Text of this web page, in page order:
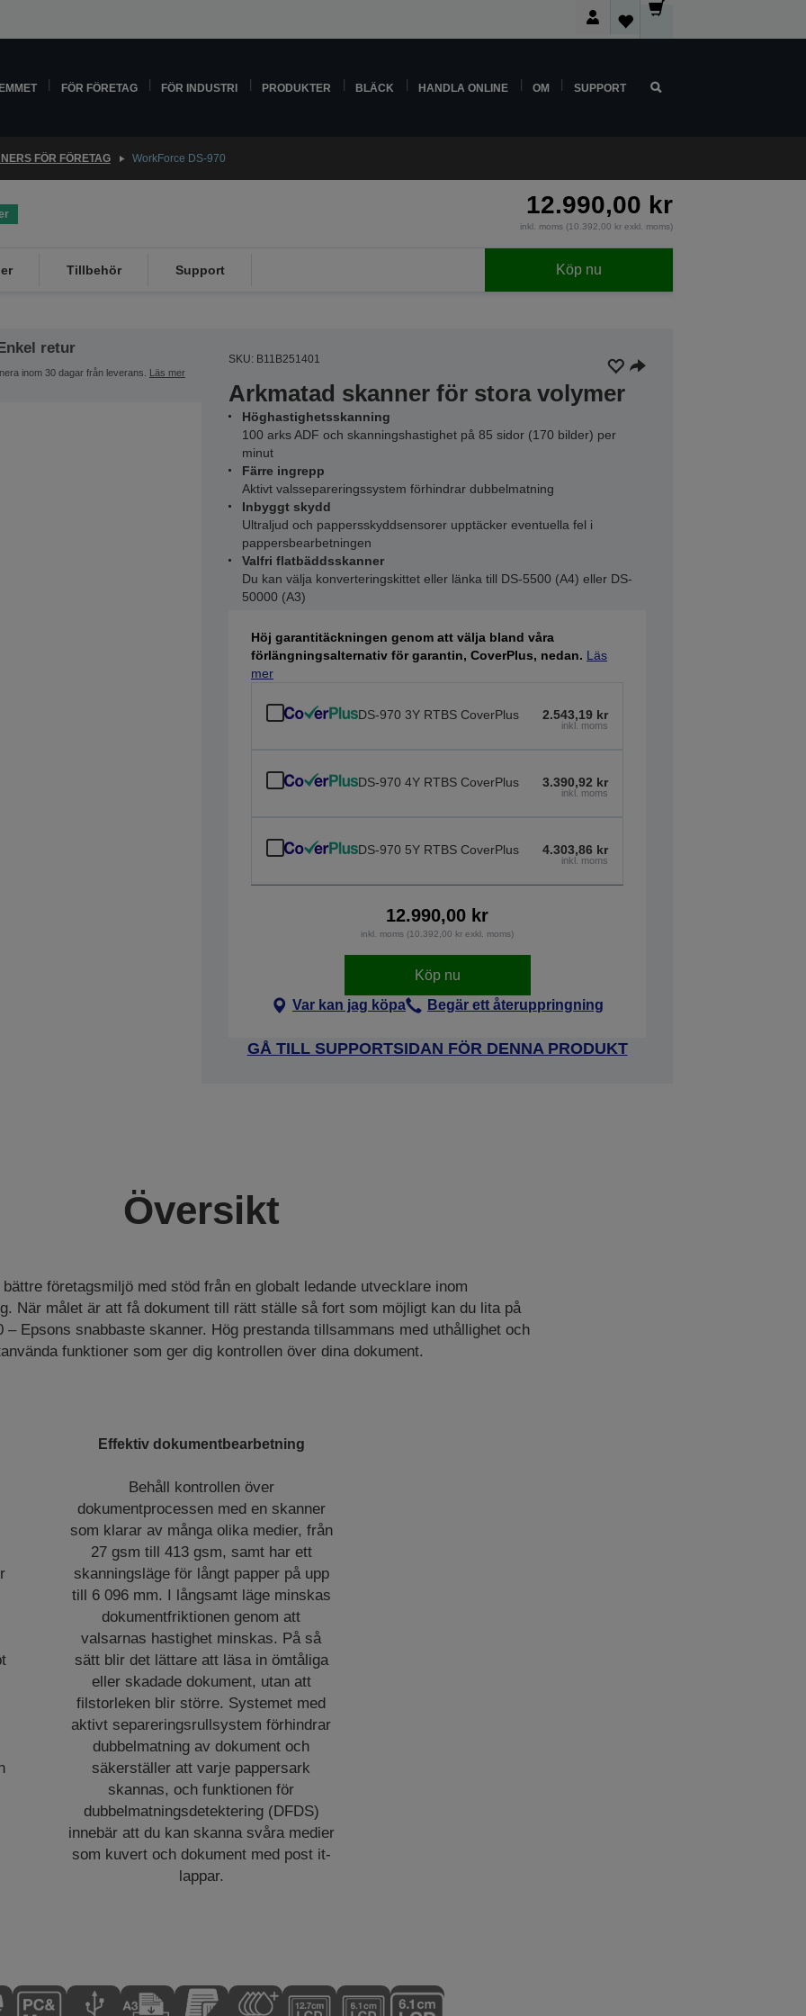
FÖR FÖRETAG FÖR INDUSTRI PRODUKTER BLÄCK HANDLA ONLINE OM SUPPORT
FÖR FÖRETAG WorkForce DS-970
12.990,00 kr
inkl. moms (10.392,00 kr exkl. moms)
Tillbehör Support Köp nu
retur
inom 30 dagar från leverans. Läs mer
SKU: B11B251401
Arkmatad skanner för stora volymer
Höghastighetsskanning
100 arks ADF och skanningshastighet på 85 sidor (170 bilder) per
minut
Färre ingrepp
Aktivt valssepareringssystem förhindrar dubbelmatning
Inbyggt skydd
Ultraljud och pappersskyddsensorer upptäcker eventuella fel i
pappersbearbetningen
Valfri flatbäddsskanner
Du kan välja konverteringskittet eller länka till DS-5500 (A4) eller DS-
50000 (A3)
Höj garantitäckningen genom att välja bland våra
förlängningsalternativ för garantin, CoverPlus, nedan. Läs
mer
DS-970 3Y RTBS CoverPlus 2.543,19 kr
inkl. moms
DS-970 4Y RTBS CoverPlus 3.390,92 kr
inkl. moms
DS-970 5Y RTBS CoverPlus 4.303,86 kr
inkl. moms
12.990,00 kr
inkl. moms (10.392,00 kr exkl. moms)
Köp nu
Var kan jag köpa
Begär ett återuppringning
GÅ TILL SUPPORTSIDAN FÖR DENNA PRODUKT
Översikt
företagsmiljö med stöd från en globalt ledande utvecklare inom
När målet är att få dokument till rätt ställe så fort som möjligt kan du lita på
– Epsons snabbaste skanner. Hög prestanda tillsammans med uthållighet och
funktioner som ger dig kontrollen över dina dokument.
Effektiv dokumentbearbetning
Behåll kontrollen över
dokumentprocessen med en skanner
som klarar av många olika medier, från
27 gsm till 413 gsm, samt har ett
skanningsläge för långt papper på upp
till 6 096 mm. I långsamt läge minskas
dokumentfriktionen genom att
valsarnas hastighet minskas. På så
sätt blir det lättare att läsa in ömtåliga
eller skadade dokument, utan att
filstorleken blir större. Systemet med
aktivt separeringsrullsystem förhindrar
dubbelmatning av dokument och
säkerställer att varje pappersark
skannas, och funktionen för
dubbelmatningsdetektering (DFDS)
innebär att du kan skanna svåra medier
som kuvert och dokument med post it-
lappar.